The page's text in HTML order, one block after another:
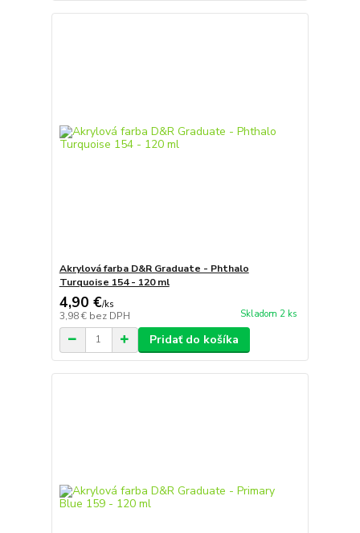
Akrylová farba D&R Graduate - Phthalo
Turquoise 154 - 120 ml
4,90 €/ks
3,98 € bez DPH Skladom 2 ks
Pridať do košíka